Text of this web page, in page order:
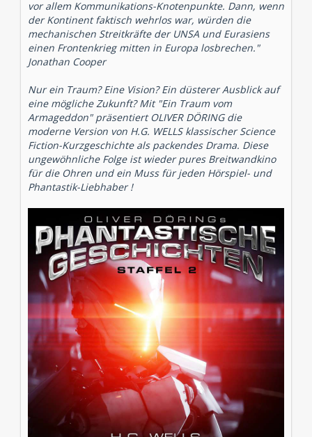
vor allem Kommunikations-Knotenpunkte. Dann, wenn
der Kontinent faktisch wehrlos war, würden die
mechanischen Streitkräfte der UNSA und Eurasiens
einen Frontenkrieg mitten in Europa losbrechen."
Jonathan Cooper
Nur ein Traum? Eine Vision? Ein düsterer Ausblick auf
eine mögliche Zukunft? Mit "Ein Traum vom
Armageddon" präsentiert OLIVER DÖRING die
moderne Version von H.G. WELLS klassischer Science
Fiction-Kurzgeschichte als packendes Drama. Diese
ungewöhnliche Folge ist wieder pures Breitwandkino
für die Ohren und ein Muss für jeden Hörspiel- und
Phantastik-Liebhaber !